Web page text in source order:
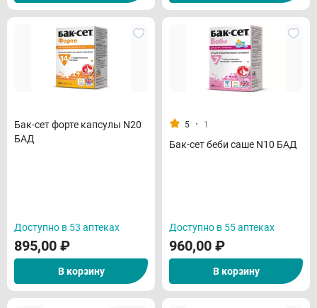
Бак-сет форте капсулы N20
БАД
Доступно в 53 аптеках
895,00 ₽
В корзину
5 · 1
Бак-сет беби саше N10 БАД
Доступно в 55 аптеках
960,00 ₽
В корзину